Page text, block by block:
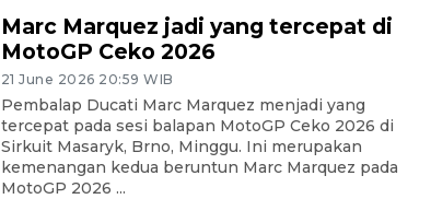
Marc Marquez jadi yang tercepat di
MotoGP Ceko 2026
21 June 2026 20:59 WIB
Pembalap Ducati Marc Marquez menjadi yang
tercepat pada sesi balapan MotoGP Ceko 2026 di
Sirkuit Masaryk, Brno, Minggu. Ini merupakan
kemenangan kedua beruntun Marc Marquez pada
MotoGP 2026 ...